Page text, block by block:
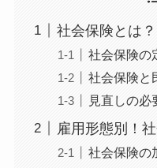
社会保険とは？
社会保険の
社会保険と
見直しの必
雇用形態別！
社会保険の